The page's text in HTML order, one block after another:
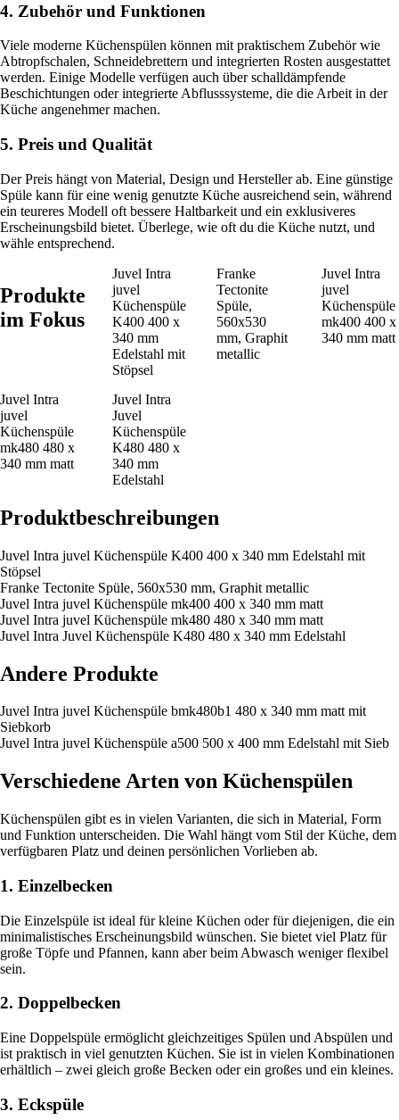
4. Zubehör und Funktionen
Viele moderne Küchenspülen können mit praktischem Zubehör wie
Abtropfschalen, Schneidebrettern und integrierten Rosten ausgestattet
werden. Einige Modelle verfügen auch über schalldämpfende
Beschichtungen oder integrierte Abflusssysteme, die die Arbeit in der
Küche angenehmer machen.
5. Preis und Qualität
Der Preis hängt von Material, Design und Hersteller ab. Eine günstige
Spüle kann für eine wenig genutzte Küche ausreichend sein, während
ein teureres Modell oft bessere Haltbarkeit und ein exklusiveres
Erscheinungsbild bietet. Überlege, wie oft du die Küche nutzt, und
wähle entsprechend.
Produkte
im Fokus
Juvel Intra
juvel
Küchenspüle
K400 400 x
340 mm
Edelstahl mit
Stöpsel
Franke
Tectonite
Spüle,
560x530
mm, Graphit
metallic
Juvel Intra
juvel
Küchenspüle
mk400 400 x
340 mm matt
Juvel Intra
juvel
Küchenspüle
mk480 480 x
340 mm matt
Juvel Intra
Juvel
Küchenspüle
K480 480 x
340 mm
Edelstahl
Produktbeschreibungen
Juvel Intra juvel Küchenspüle K400 400 x 340 mm Edelstahl mit
Stöpsel
Franke Tectonite Spüle, 560x530 mm, Graphit metallic
Juvel Intra juvel Küchenspüle mk400 400 x 340 mm matt
Juvel Intra juvel Küchenspüle mk480 480 x 340 mm matt
Juvel Intra Juvel Küchenspüle K480 480 x 340 mm Edelstahl
Andere Produkte
Juvel Intra juvel Küchenspüle bmk480b1 480 x 340 mm matt mit
Siebkorb
Juvel Intra juvel Küchenspüle a500 500 x 400 mm Edelstahl mit Sieb
Verschiedene Arten von Küchenspülen
Küchenspülen gibt es in vielen Varianten, die sich in Material, Form
und Funktion unterscheiden. Die Wahl hängt vom Stil der Küche, dem
verfügbaren Platz und deinen persönlichen Vorlieben ab.
1. Einzelbecken
Die Einzelspüle ist ideal für kleine Küchen oder für diejenigen, die ein
minimalistisches Erscheinungsbild wünschen. Sie bietet viel Platz für
große Töpfe und Pfannen, kann aber beim Abwasch weniger flexibel
sein.
2. Doppelbecken
Eine Doppelspüle ermöglicht gleichzeitiges Spülen und Abspülen und
ist praktisch in viel genutzten Küchen. Sie ist in vielen Kombinationen
erhältlich – zwei gleich große Becken oder ein großes und ein kleines.
3. Eckspüle